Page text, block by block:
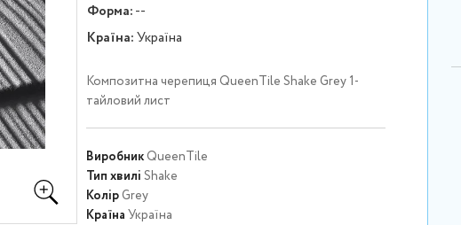
Форма:--
Країна:Україна
Композитна черепиця QueenTile Shake Grey 1-
тайловий лист
ВиробникQueenTile
Тип хвилі Shake
КолірGrey
Країна Україна